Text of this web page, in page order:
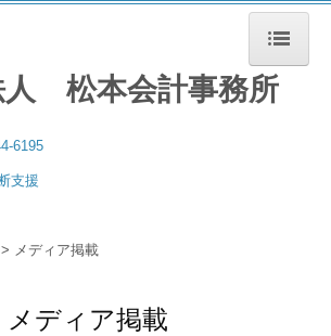
> メディア掲載
メディア掲載